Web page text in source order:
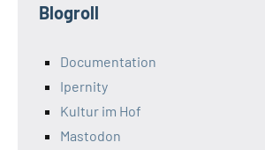
Blogroll
Documentation
Ipernity
Kultur im Hof
Mastodon